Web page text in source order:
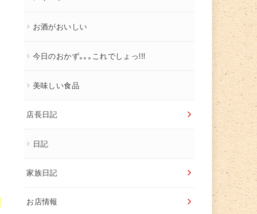
お酒がおいしい
今日のおかず｡｡｡これでしょっ!!!
美味しい食品
店長日記
日記
家族日記
お店情報